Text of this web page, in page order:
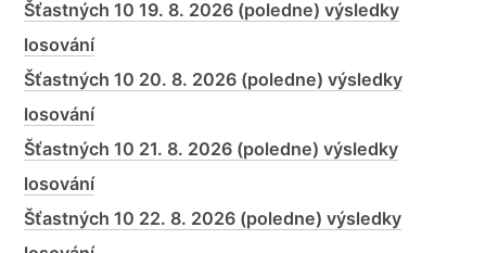
Šťastných 10 19. 8. 2026 (poledne) výsledky
losování
Šťastných 10 20. 8. 2026 (poledne) výsledky
losování
Šťastných 10 21. 8. 2026 (poledne) výsledky
losování
Šťastných 10 22. 8. 2026 (poledne) výsledky